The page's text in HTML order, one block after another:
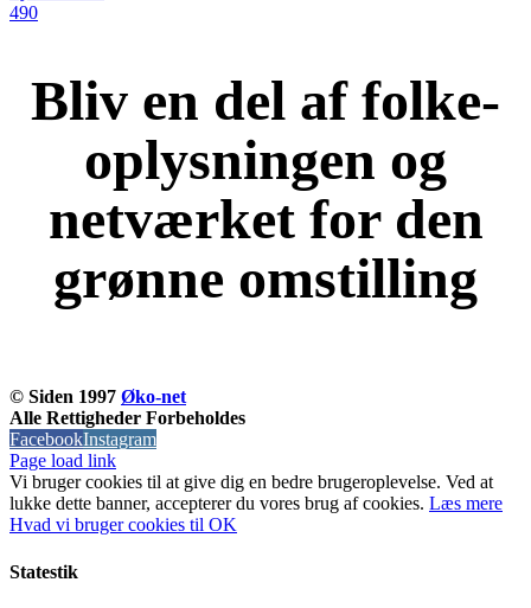
490
Bliv en del af folke-
oplysningen og
netværket for den
grønne omstilling
© Siden 1997 Øko-net
Alle Rettigheder Forbeholdes
FacebookInstagram
Page load link
Vi bruger cookies til at give dig en bedre brugeroplevelse. Ved at
lukke dette banner, accepterer du vores brug af ​​cookies. Læs mere
Hvad vi bruger cookies til OK
Statestik